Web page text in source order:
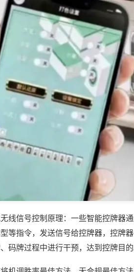
线信号控制原理：一些智能控牌器
等指令，发送信号给控牌器，控牌
码牌过程中进行干预，达到控牌目的